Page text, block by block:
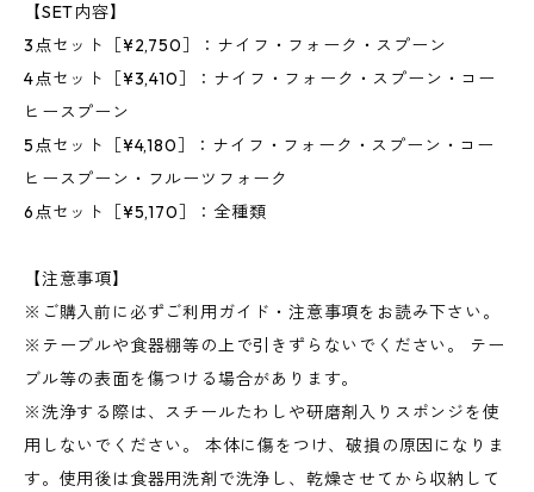
【SET内容】
3点セット［¥2,750］：ナイフ・フォーク・スプーン
4点セット［¥3,410］：ナイフ・フォーク・スプーン・コー
ヒースプーン
5点セット［¥4,180］：ナイフ・フォーク・スプーン・コー
ヒースプーン・フルーツフォーク
6点セット［¥5,170］：全種類
【注意事項】
※ご購入前に必ずご利用ガイド・注意事項をお読み下さい。
※テーブルや食器棚等の上で引きずらないでください。 テー
ブル等の表面を傷つける場合があります。
※洗浄する際は、スチールたわしや研磨剤入りスポンジを使
用しないでください。 本体に傷をつけ、破損の原因になりま
す。使用後は食器用洗剤で洗浄し、乾燥させてから収納して